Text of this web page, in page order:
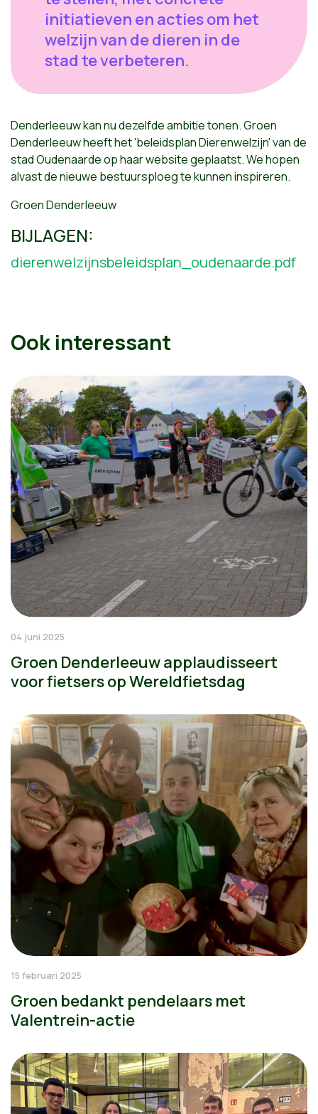
initiatieven en acties om het
welzijn van de dieren in de
stad te verbeteren.
Denderleeuw kan nu dezelfde ambitie tonen. Groen
Denderleeuw heeft het 'beleidsplan Dierenwelzijn' van de
stad Oudenaarde op haar website geplaatst. We hopen
alvast de nieuwe bestuursploeg te kunnen inspireren.
Groen Denderleeuw
BIJLAGEN:
dierenwelzijnsbeleidsplan_oudenaarde.pdf
Ook interessant
04 juni 2025
Groen Denderleeuw applaudisseert
voor fietsers op Wereldfietsdag
15 februari 2025
Groen bedankt pendelaars met
Valentrein-actie